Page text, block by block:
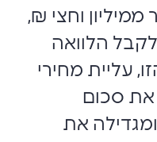
וחצי ₪,
לקבל הלוואה
עליית מחירי
סכום
את